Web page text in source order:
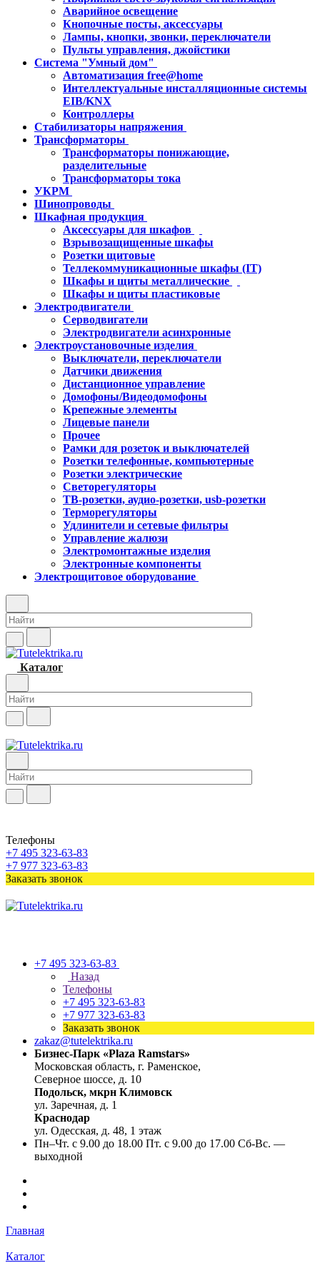
Аварийное освещение
Кнопочные посты, аксессуары
Лампы, кнопки, звонки, переключатели
Пульты управления, джойстики
Система "Умный дом"
Автоматизация free@home
Интеллектуальные инсталляционные системы
EIB/KNX
Контроллеры
Стабилизаторы напряжения
Трансформаторы
Трансформаторы понижающие,
разделительные
Трансформаторы тока
УКРМ
Шинопроводы
Шкафная продукция
Аксессуары для шкафов
Взрывозащищенные шкафы
Розетки щитовые
Теллекоммуникационные шкафы (IT)
Шкафы и щиты металлические
Шкафы и щиты пластиковые
Электродвигатели
Серводвигатели
Электродвигатели асинхронные
Электроустановочные изделия
Выключатели, переключатели
Датчики движения
Дистанционное управление
Домофоны/Видеодомофоны
Крепежные элементы
Лицевые панели
Прочее
Рамки для розеток и выключателей
Розетки телефонные, компьютерные
Розетки электрические
Светорегуляторы
ТВ-розетки, аудио-розетки, usb-розетки
Терморегуляторы
Удлинители и сетевые фильтры
Управление жалюзи
Электромонтажные изделия
Электронные компоненты
Электрощитовое оборудование
Каталог
Телефоны
+7 495 323-63-83
+7 977 323-63-83
Заказать звонок
+7 495 323-63-83
Назад
Телефоны
+7 495 323-63-83
+7 977 323-63-83
Заказать звонок
zakaz@tutelektrika.ru
Бизнес-Парк «Plaza Ramstars»
Московская область, г. Раменское,
Северное шоссе, д. 10
Подольск, мкрн Климовск
ул. Заречная, д. 1
Краснодар
ул. Одесская, д. 48, 1 этаж
Пн–Чт. с 9.00 до 18.00 Пт. с 9.00 до 17.00 Сб-Вс. —
выходной
Главная
Каталог